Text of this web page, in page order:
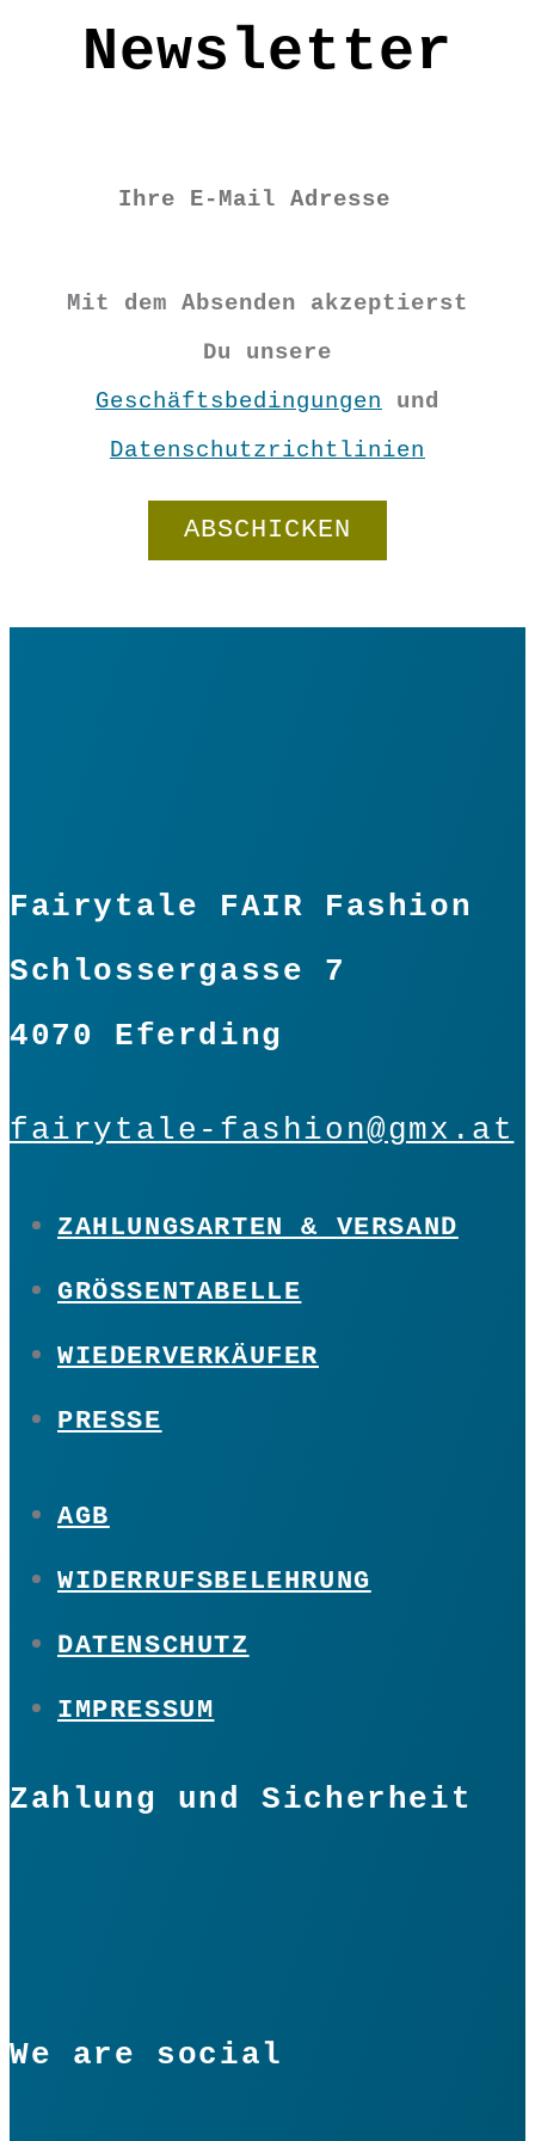
Newsletter
Mit dem Absenden akzeptierst
Du unsere
Geschäftsbedingungen und
Datenschutzrichtlinien
Fairytale FAIR Fashion
Schlossergasse 7
4070 Eferding
fairytale-fashion@gmx.at
ZAHLUNGSARTEN & VERSAND
GRÖSSENTABELLE
WIEDERVERKÄUFER
PRESSE
AGB
WIDERRUFSBELEHRUNG
DATENSCHUTZ
IMPRESSUM
Zahlung und Sicherheit
We are social